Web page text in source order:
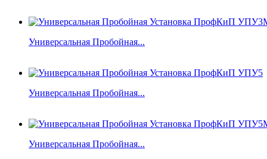
Универсальная Пробойная...
Универсальная Пробойная...
Универсальная Пробойная...